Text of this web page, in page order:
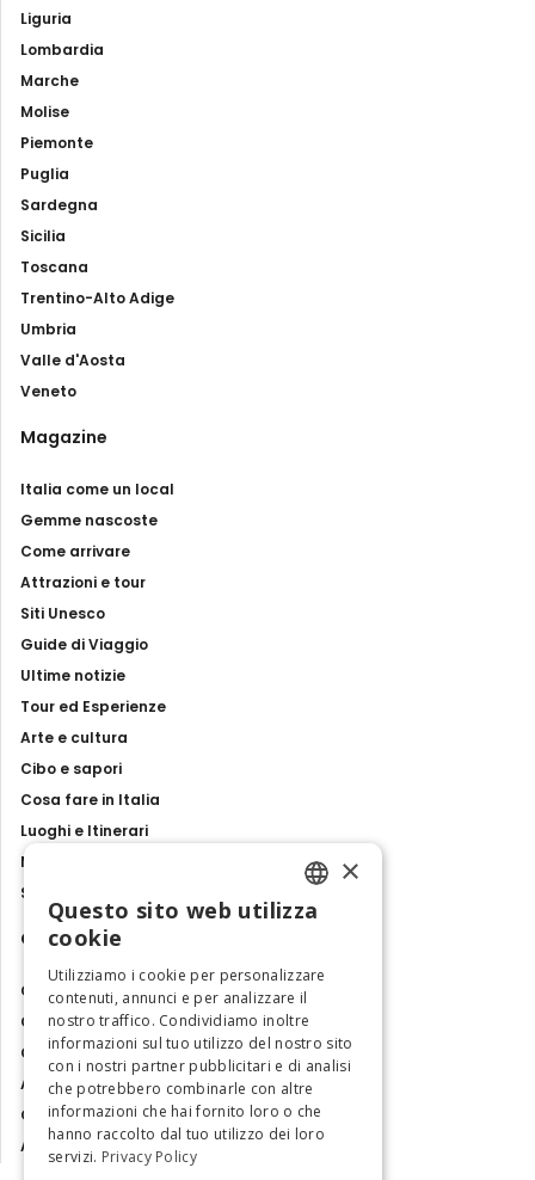
Liguria
Lombardia
Marche
Molise
Piemonte
Puglia
Sardegna
Sicilia
Toscana
Trentino-Alto Adige
Umbria
Valle d'Aosta
Veneto
Magazine
Italia come un local
Gemme nascoste
Come arrivare
Attrazioni e tour
Siti Unesco
Guide di Viaggio
Ultime notizie
Tour ed Esperienze
Arte e cultura
Cibo e sapori
Cosa fare in Italia
Luoghi e Itinerari
Mostre, eventi e spettacoli
Storie e tradizioni
Contatti
Chi siamo
Collabora con noi
Contatti
Ambasciatrice dell'Eccellenza
Osservatorio Turismo
Area Riservata
ENGLISH
ITALIAN
×
Questo sito web utilizza
cookie
Utilizziamo i cookie per personalizzare
contenuti, annunci e per analizzare il
nostro traffico. Condividiamo inoltre
informazioni sul tuo utilizzo del nostro sito
con i nostri partner pubblicitari e di analisi
che potrebbero combinarle con altre
informazioni che hai fornito loro o che
hanno raccolto dal tuo utilizzo dei loro
servizi. Privacy Policy